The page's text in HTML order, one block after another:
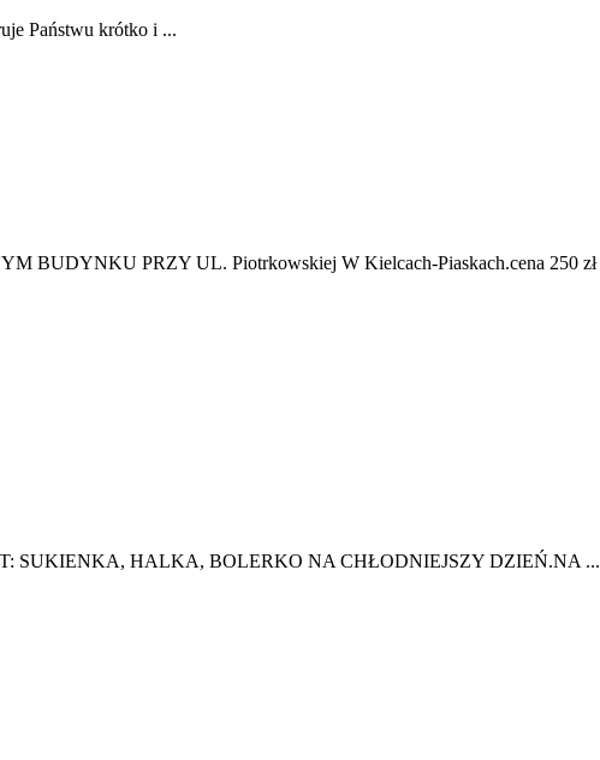
Państwu krótko i ...
BUDYNKU PRZY UL. Piotrkowskiej W Kielcach-Piaskach.cena 250 zł
SUKIENKA, HALKA, BOLERKO NA CHŁODNIEJSZY DZIEŃ.NA ...